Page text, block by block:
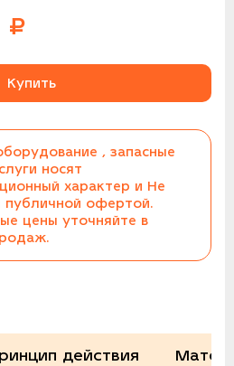
₽
Купить
, запасные
носят
характер и Не
публичной офертой.
цены уточняйте в
действия